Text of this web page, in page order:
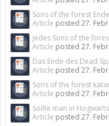
Sons of the forest
Article posted 27.
Jedes Sons of the
Article posted 27.
Das Ende des Dead
Article posted 27.
Sons of the forest
Article posted 27.
Sollte man in
Article posted 27.